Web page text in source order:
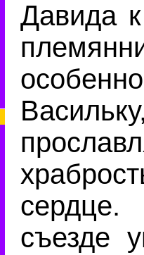
Давида
съезде